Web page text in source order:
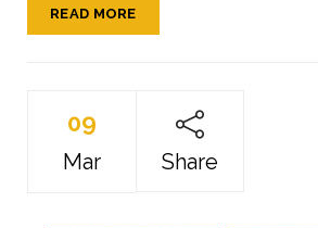
READ MORE
09
Mar Share